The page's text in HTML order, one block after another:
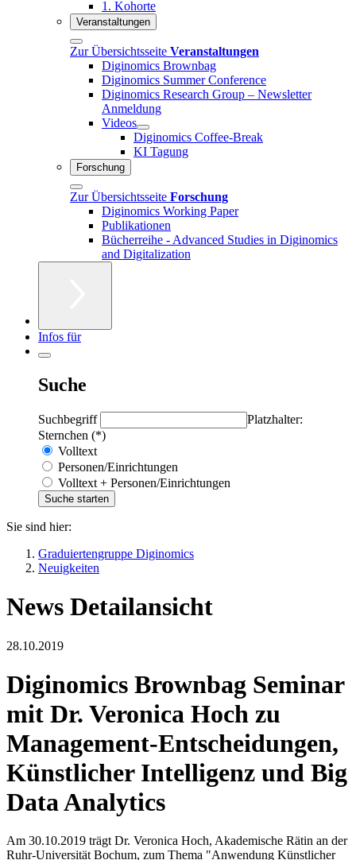
1. Kohorte
Veranstaltungen
Zur Übersichtsseite Veranstaltungen
Diginomics Brownbag
Diginomics Summer Conference
Diginomics Research Group – Newsletter
Anmeldung
Videos
Diginomics Coffee-Break
KI Tagung
Forschung
Zur Übersichtsseite Forschung
Diginomics Working Paper
Publikationen
Bücherreihe - Advanced Studies in Diginomics
and Digitalization
Infos für
Suche
Suchbegriff
Platzhalter:
Sternchen (*)
Volltext
Personen/Einrichtungen
Volltext + Personen/Einrichtungen
Sie sind hier:
Graduiertengruppe Diginomics
Neuigkeiten
News Detailansicht
28.10.2019
Diginomics Brownbag Seminar
mit Dr. Veronica Hoch zu
Management-Entscheidungen,
Künstlicher Intelligenz und Big
Data Analytics
Am 30.10.2019 trägt Dr. Veronica Hoch, Akademische Rätin an der
Ruhr-Universität Bochum, zum Thema "Anwendung Künstlicher